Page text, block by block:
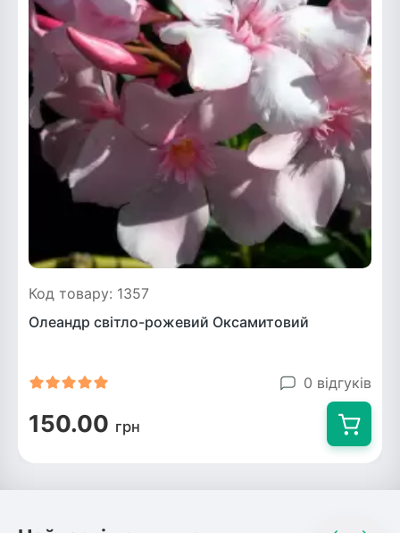
Код товару: 1357
Олеандр світло-рожевий Оксамитовий
0 відгуків
150.00 грн